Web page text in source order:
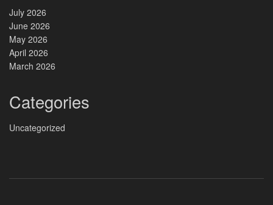
July 2026
June 2026
May 2026
April 2026
March 2026
Categories
Uncategorized